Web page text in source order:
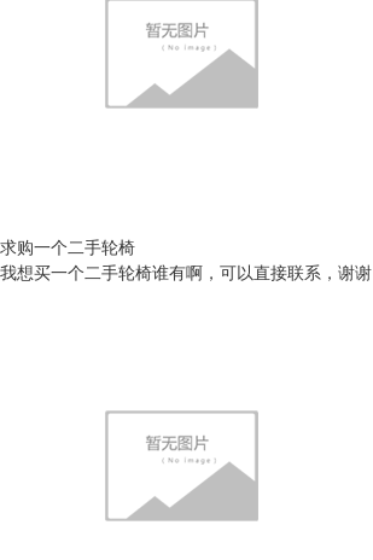
求购一个二手轮椅
我想买一个二手轮椅谁有啊，可以直接联系，谢谢